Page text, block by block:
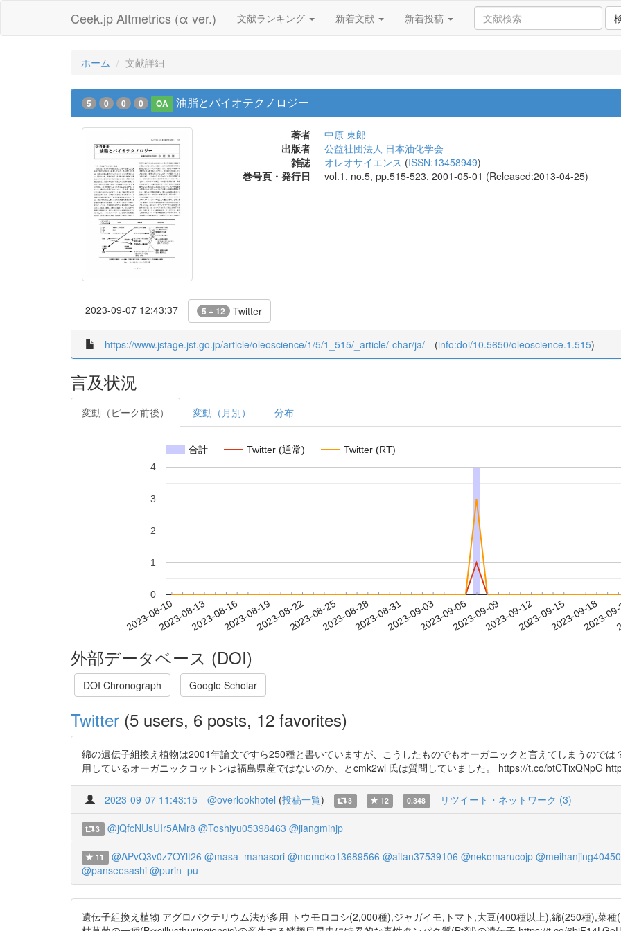
Ceek.jp Altmetrics (α ver.) 文献ランキング 新着文献 新着投稿
ホーム 文献詳細
5 0 0 0 OA 油脂とバイオテクノロジー
著者
中原 東郎
出版者
公益社団法人 日本油化学会
雑誌
オレオサイエンス (ISSN:13458949)
巻号頁・発行日
vol.1, no.5, pp.515-523, 2001-05-01 (Released:2013-04-25)
2023-09-07 12:43:37 5 + 12 Twitter
https://www.jstage.jst.go.jp/article/oleoscience/1/5/1_515/_article/-char/ja/ (info:doi/10.5650/oleoscience.1.515)
言及状況
変動（ピーク前後） 変動（月別） 分布
合計 Twitter (通常) Twitter (RT)
2023-08-102023-08-132023-08-162023-08-192023-08-222023-08-252023-08-282023-08-312023-09-032023-09-062023-09-092023-09-122023-09-152023-09-18
2023-
0
1
2
3
4
外部データベース (DOI)
DOI Chronograph Google Scholar
Twitter (5 users, 6 posts, 12 favorites)
綿の遺伝子組換え植物は2001年論文ですら250種と書いていますが、こうしたものでもオーガニックと言えてしまうので
用しているオーガニックコットンは福島県産ではないのか、とcmk2wl 氏は質問していました。 https://t.co/btCTixQNpG
2023-09-07 11:43:15 @overlookhotel (投稿一覧) 3 12 0.348 リツイート・ネットワーク (3)
3 @jQfcNUsUIr5AMr8 @Toshiyu05398463 @jiangminjp
11 @APvQ3v0z7OYlt26 @masa_manasori @momoko13689566 @aitan37539106 @nekomarucojp @meihanjing40450
@panseesashi @purin_pu
遺伝子組換え植物 アグロバクテリウム法が多用 トウモロコシ(2,000種),ジャガイモ,トマト,大豆(400種以上),綿(250種),菜